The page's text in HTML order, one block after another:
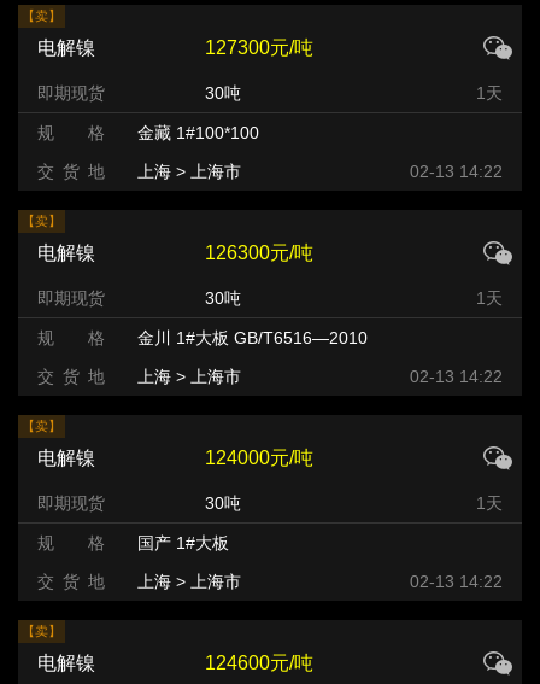
【卖】
电解镍 127300元/吨
即期现货 30吨 1天
规 格
金藏 1#100*100
交 货 地
上海 > 上海市 02-13 14:22
【卖】
电解镍 126300元/吨
即期现货 30吨 1天
规 格
金川 1#大板 GB/T6516—2010
交 货 地
上海 > 上海市 02-13 14:22
【卖】
电解镍 124000元/吨
即期现货 30吨 1天
规 格
国产 1#大板
交 货 地
上海 > 上海市 02-13 14:22
【卖】
电解镍 124600元/吨